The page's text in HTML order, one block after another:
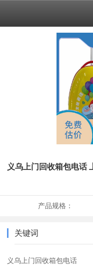
义乌上门回收箱包电话
产品规格：
关键词
义乌上门回收箱包电话